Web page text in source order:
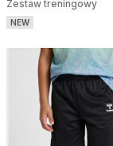
Zestaw treningowy
NEW